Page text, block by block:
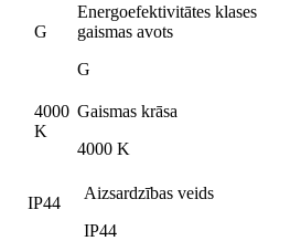
G
Energoefektivitātes klases
gaismas avots
G
4000
K
Gaismas krāsa
4000 K
IP44
Aizsardzības veids
IP44